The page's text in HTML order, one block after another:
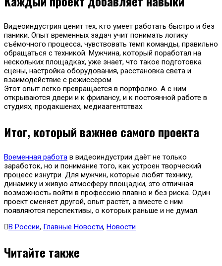
Видеоиндустрия ценит тех, кто умеет работать быстро и без
паники. Опыт временных задач учит понимать логику
съёмочного процесса, чувствовать темп команды, правильно
обращаться с техникой. Мужчина, который поработал на
нескольких площадках, уже знает, что такое подготовка
сцены, настройка оборудования, расстановка света и
взаимодействие с режиссёром.
Этот опыт легко превращается в портфолио. А с ним
открываются двери и к фрилансу, и к постоянной работе в
студиях, продакшенах, медиаагентствах.
Итог, который важнее самого проекта
Временная работа в видеоиндустрии даёт не только
заработок, но и понимание того, как устроен творческий
процесс изнутри. Для мужчин, которые любят технику,
динамику и живую атмосферу площадки, это отличная
возможность войти в профессию плавно и без риска. Один
проект сменяет другой, опыт растёт, а вместе с ним
появляются перспективы, о которых раньше и не думал.
В России, Главные Новости, Новости
Читайте также